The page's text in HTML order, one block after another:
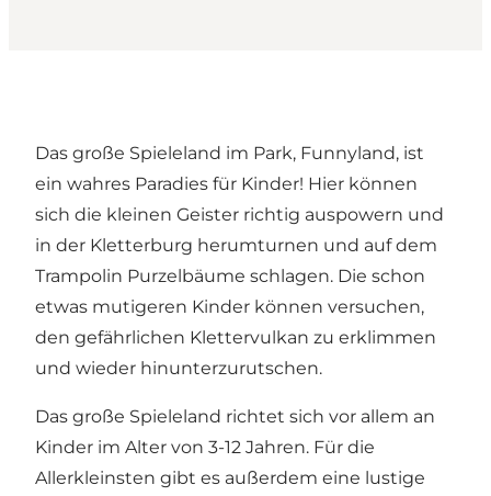
Das große Spieleland im Park, Funnyland, ist
ein wahres Paradies für Kinder! Hier können
sich die kleinen Geister richtig auspowern und
in der Kletterburg herumturnen und auf dem
Trampolin Purzelbäume schlagen. Die schon
etwas mutigeren Kinder können versuchen,
den gefährlichen Klettervulkan zu erklimmen
und wieder hinunterzurutschen.
Das große Spieleland richtet sich vor allem an
Kinder im Alter von 3-12 Jahren. Für die
Allerkleinsten gibt es außerdem eine lustige